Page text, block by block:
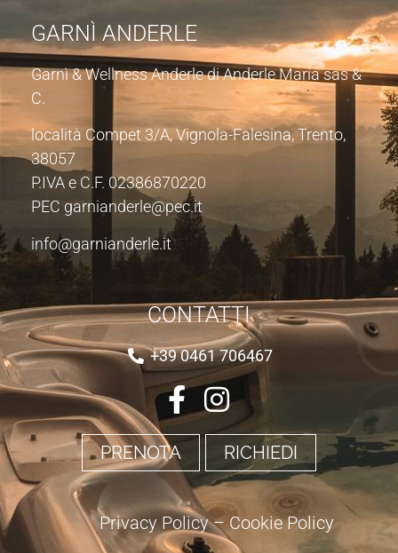
GARNÌ ANDERLE
Garnì & Wellness Anderle di Anderle Maria sas &
C.
località Compet 3/A, Vignola-Falesina, Trento,
38057
P.IVA e C.F. 02386870220
PEC garnianderle@pec.it
info@garnianderle.it
CONTATTI
+39 0461 706467
PRENOTA RICHIEDI
Privacy Policy – Cookie Policy